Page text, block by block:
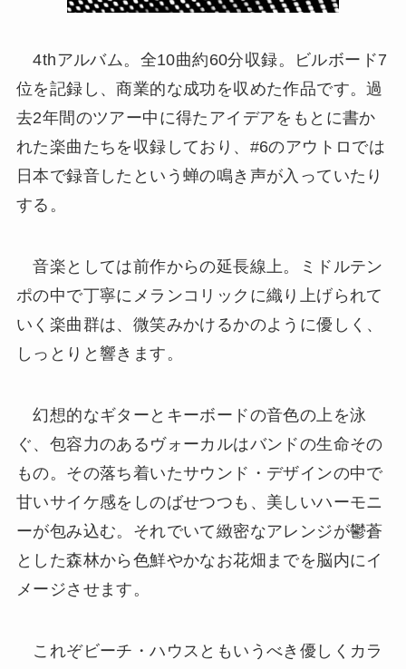
4thアルバム。全10曲約60分収録。ビルボード7
位を記録し、商業的な成功を収めた作品です。過
去2年間のツアー中に得たアイデアをもとに書か
れた楽曲たちを収録しており、#6のアウトロでは
日本で録音したという蝉の鳴き声が入っていたり
する。
音楽としては前作からの延長線上。ミドルテン
ポの中で丁寧にメランコリックに織り上げられて
いく楽曲群は、微笑みかけるかのように優しく、
しっとりと響きます。
幻想的なギターとキーボードの音色の上を泳
ぐ、包容力のあるヴォーカルはバンドの生命その
もの。その落ち着いたサウンド・デザインの中で
甘いサイケ感をしのばせつつも、美しいハーモニ
ーが包み込む。それでいて緻密なアレンジが鬱蒼
とした森林から色鮮やかなお花畑までを脳内にイ
メージさせます。
これぞビーチ・ハウスともいうべき優しくカラ